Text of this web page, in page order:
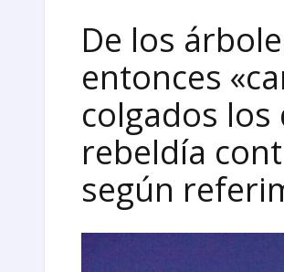
De los
entonces
colgados
rebeldía
según